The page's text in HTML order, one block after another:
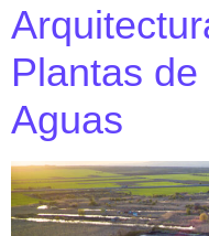
Plantas
Aguas